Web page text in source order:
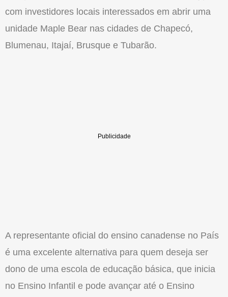
com investidores locais interessados em abrir uma
unidade Maple Bear nas cidades de Chapecó,
Blumenau, Itajaí, Brusque e Tubarão.
A representante oficial do ensino canadense no País
é uma excelente alternativa para quem deseja ser
dono de uma escola de educação básica, que inicia
no Ensino Infantil e pode avançar até o Ensino